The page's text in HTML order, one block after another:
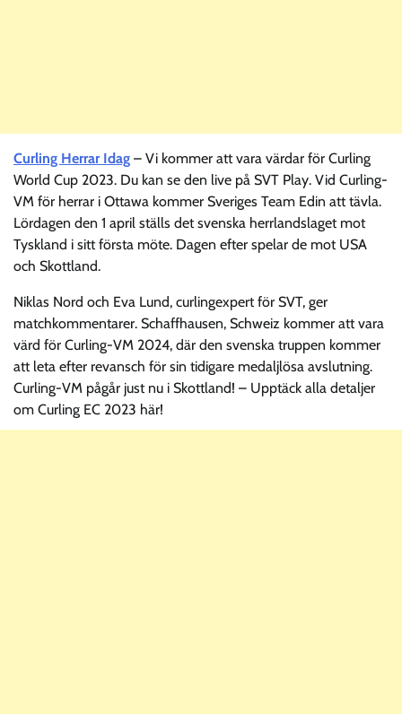
Curling Herrar Idag – Vi kommer att vara värdar för Curling
World Cup 2023. Du kan se den live på SVT Play. Vid Curling-
VM för herrar i Ottawa kommer Sveriges Team Edin att tävla.
Lördagen den 1 april ställs det svenska herrlandslaget mot
Tyskland i sitt första möte. Dagen efter spelar de mot USA
och Skottland.
Niklas Nord och Eva Lund, curlingexpert för SVT, ger
matchkommentarer. Schaffhausen, Schweiz kommer att vara
värd för Curling-VM 2024, där den svenska truppen kommer
att leta efter revansch för sin tidigare medaljlösa avslutning.
Curling-VM pågår just nu i Skottland! – Upptäck alla detaljer
om Curling EC 2023 här!